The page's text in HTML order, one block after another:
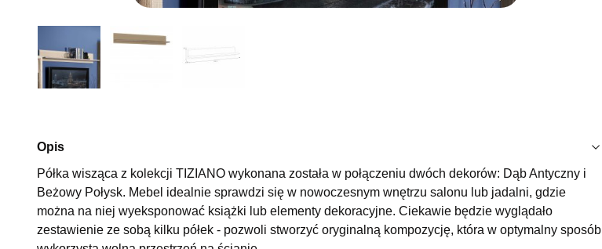
Opis
Półka wisząca z kolekcji TIZIANO wykonana została w połączeniu dwóch dekorów: Dąb Antyczny i
Beżowy Połysk. Mebel idealnie sprawdzi się w nowoczesnym wnętrzu salonu lub jadalni, gdzie
można na niej wyeksponować książki lub elementy dekoracyjne. Ciekawie będzie wyglądało
zestawienie ze sobą kilku półek - pozwoli stworzyć oryginalną kompozycję, która w optymalny sposób